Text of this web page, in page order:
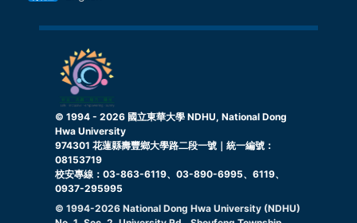
© 1994 - 2026 國立東華大學 NDHU, National Dong
Hwa University
974301 花蓮縣壽豐鄉大學路二段一號｜統一編號：
08153719
校安專線：03-863-6119、03-890-6995、6119、
0937-295995
© 1994-2026 National Dong Hwa University (NDHU)